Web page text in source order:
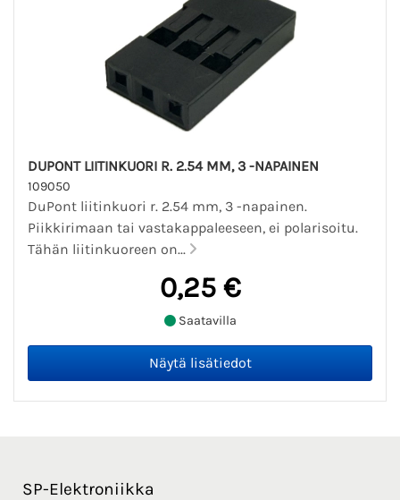
DUPONT LIITINKUORI R. 2.54 MM, 3 -NAPAINEN
109050
DuPont liitinkuori r. 2.54 mm, 3 -napainen.
Piikkirimaan tai vastakappaleeseen, ei polarisoitu.
Tähän liitinkuoreen on...
0,25 €
Saatavilla
SP-Elektroniikka